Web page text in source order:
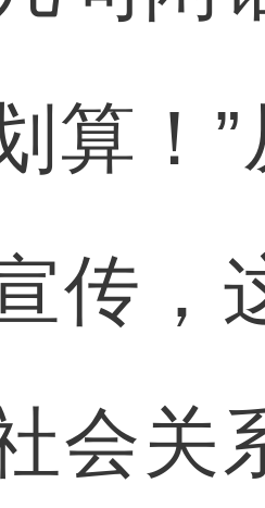
算！
传，
会关